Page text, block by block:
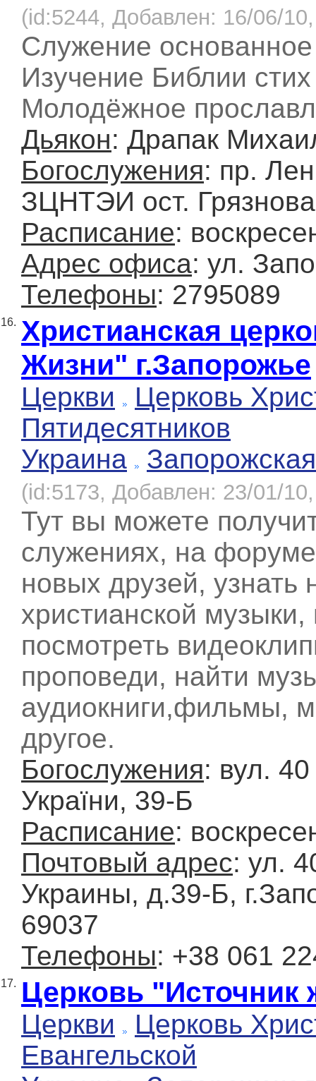
(id:5244, Добавлен: 16/06/
Служение
Изучение Библии
Молодёжное
Дьякон: Драпак
Богослужения: пр.
ЗЦНТЭИ ост. Грязнова
Расписание:
Адрес офиса: ул.
Телефоны: 2795089
16. Христианская
Жизни" г.Запорожье
Церкви
Церковь
Пятидесятников
Украина
Запорожская
(id:5173, Добавлен: 23/01/
Тут вы можете
служенияx, на
новых друзей, узнать
христианской
посмотреть
проповеди, найти
аудиокниги,фильмы,
другое.
Богослужения: вул. 40
України, 39-Б
Расписание:
Почтовый адрес: ул.
Украины, д.39-Б,
69037
Телефоны: +38 061
17. Церковь "Источник
Церкви
Церковь
Евангельской